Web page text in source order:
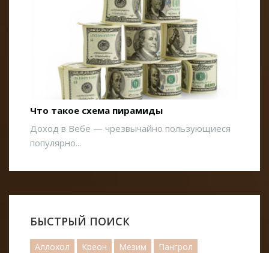
Что такое схема пирамиды
Доход в Вебе — чрезвычайно пользующиеся
популярно...
БЫСТРЫЙ ПОИСК
Аллохол Креон Мезим Пангрол